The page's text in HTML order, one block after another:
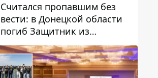
Считался пропавшим без
вести: в Донецкой области
погиб Защитник из
Каменского Антон
Красовский